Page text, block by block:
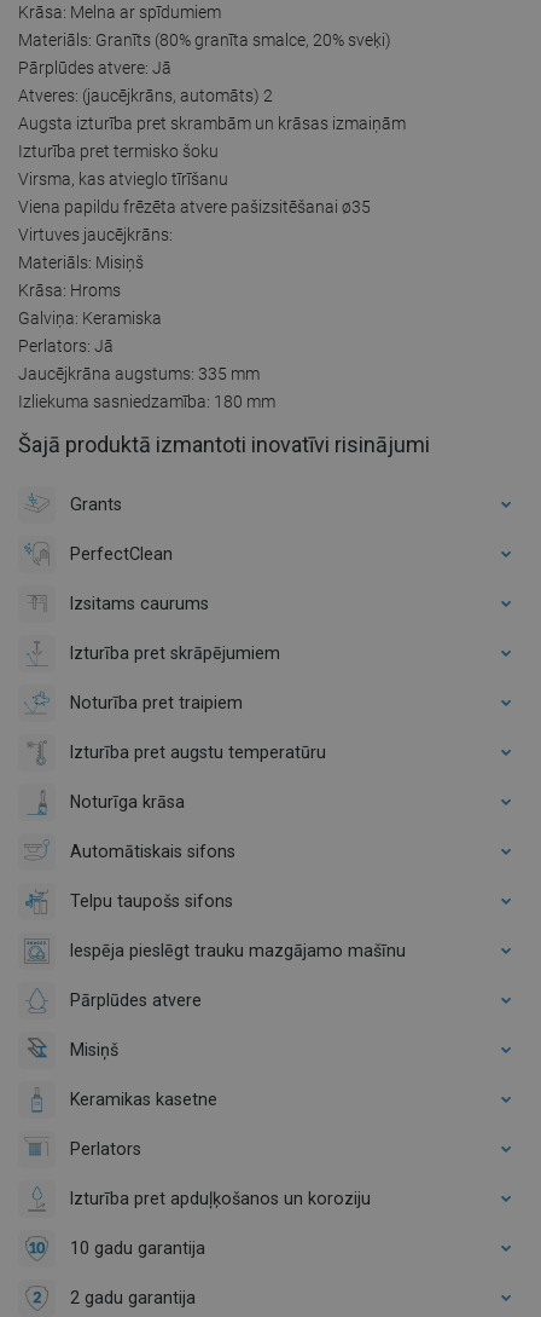
Krāsa: Melna ar spīdumiem
Materiāls: Granīts (80% granīta smalce, 20% sveķi)
Pārplūdes atvere: Jā
Atveres: (jaucējkrāns, automāts) 2
Augsta izturība pret skrambām un krāsas izmaiņām
Izturība pret termisko šoku
Virsma, kas atvieglo tīrīšanu
Viena papildu frēzēta atvere pašizsitēšanai ø35
Virtuves jaucējkrāns:
Materiāls: Misiņš
Krāsa: Hroms
Galviņa: Keramiska
Perlators: Jā
Jaucējkrāna augstums: 335 mm
Izliekuma sasniedzamība: 180 mm
Šajā produktā izmantoti inovatīvi risinājumi
Grants
PerfectClean
Izsitams caurums
Izturība pret skrāpējumiem
Noturība pret traipiem
Izturība pret augstu temperatūru
Noturīga krāsa
Automātiskais sifons
Telpu taupošs sifons
Iespēja pieslēgt trauku mazgājamo mašīnu
Pārplūdes atvere
Misiņš
Keramikas kasetne
Perlators
Izturība pret apduļķošanos un koroziju
10 gadu garantija
2 gadu garantija